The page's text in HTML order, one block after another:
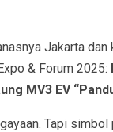
Jakarta
& Forum 2025:
MV3 EV
Tapi